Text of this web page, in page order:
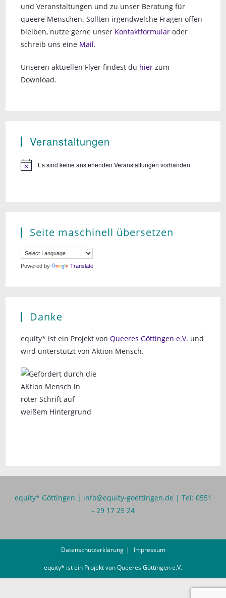
und Veranstaltungen und zu unser Beratung für
queere Menschen. Sollten irgendwelche Fragen offen
bleiben, nutze gerne unser Kontaktformular oder
schreib uns eine Mail.
Unseren aktuellen Flyer findest du hier zum
Download.
Veranstaltungen
Es sind keine anstehenden Veranstaltungen vorhanden.
Seite maschinell übersetzen
Powered by Translate
Danke
equity* ist ein Projekt vonQueeres Göttingen e.V. und
wird unterstützt von Aktion Mensch.
equity* Göttingen | info@equity-goettingen.de | Tel: 0551
- 29 17 25 24
Datenschutzerklärung Impressum
equity* ist ein Projekt vonQueeres Göttingen e.V.